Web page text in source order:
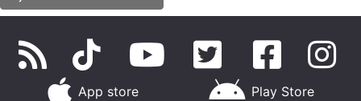
App store Play Store